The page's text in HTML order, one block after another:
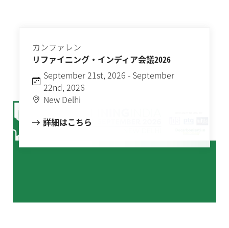
カンファレン
リファイニング・インディア会議2026
September 21st, 2026 - September
22nd, 2026
New Delhi
詳細はこちら